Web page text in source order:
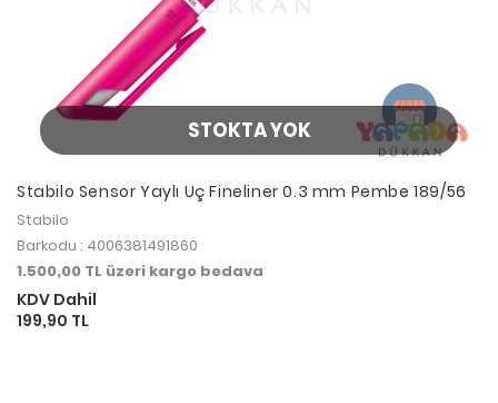
STOKTA YOK
Stabilo Sensor Yaylı Uç Fineliner 0.3 mm Pembe 189/56
Stabilo
Barkodu : 4006381491860
1.500,00 TL üzeri kargo bedava
KDV Dahil
199,90 TL